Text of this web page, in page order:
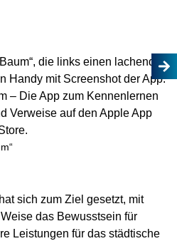
sich zum Ziel gesetzt, mit
das Bewusstsein für
Leistungen für das städtische